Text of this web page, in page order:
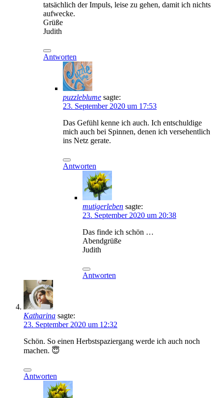
tatsächlich der Impuls, leise zu gehen, damit ich nichts
aufwecke.
Grüße
Judith
Antworten
puzzleblume sagte:
23. September 2020 um 17:53
Das Gefühl kenne ich auch. Ich entschuldige
mich auch bei Spinnen, denen ich versehentlich
ins Netz gerate.
Antworten
mutigerleben sagte:
23. September 2020 um 20:38
Das finde ich schön …
Abendgrüße
Judith
Antworten
Katharina sagte:
23. September 2020 um 12:32
Schön. So einen Herbstspaziergang werde ich auch noch
machen. 😇
Antworten